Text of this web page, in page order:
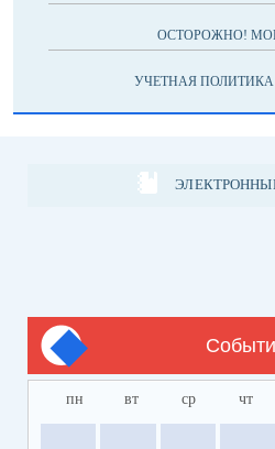
ОСТОРОЖНО!
УЧЕТНАЯ
пн вт ср чт